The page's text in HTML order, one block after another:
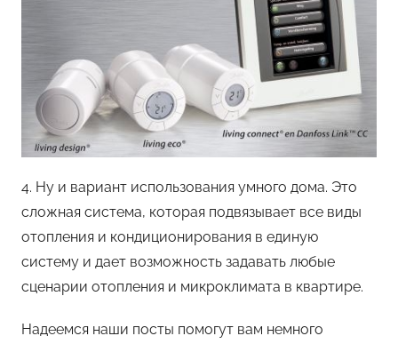
4. Ну и вариант использования умного дома. Это
сложная система, которая подвязывает все виды
отопления и кондиционирования в единую
систему и дает возможность задавать любые
сценарии отопления и микроклимата в квартире.
Надеемся наши посты помогут вам немного